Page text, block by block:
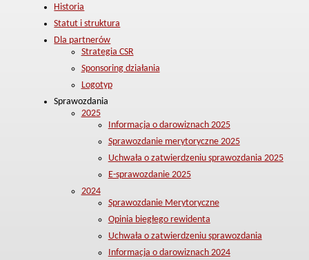
Historia
Statut i struktura
Dla partnerów
Strategia CSR
Sponsoring działania
Logotyp
Sprawozdania
2025
Informacja o darowiznach 2025
Sprawozdanie merytoryczne 2025
Uchwała o zatwierdzeniu sprawozdania 2025
E-sprawozdanie 2025
2024
Sprawozdanie Merytoryczne
Opinia biegłego rewidenta
Uchwała o zatwierdzeniu sprawozdania
Informacja o darowiznach 2024